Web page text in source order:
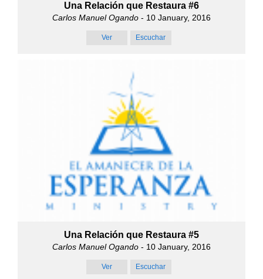
Una Relación que Restaura #6
Carlos Manuel Ogando - 10 January, 2016
Ver Escuchar
Una Relación que Restaura #5
Carlos Manuel Ogando - 10 January, 2016
Ver Escuchar